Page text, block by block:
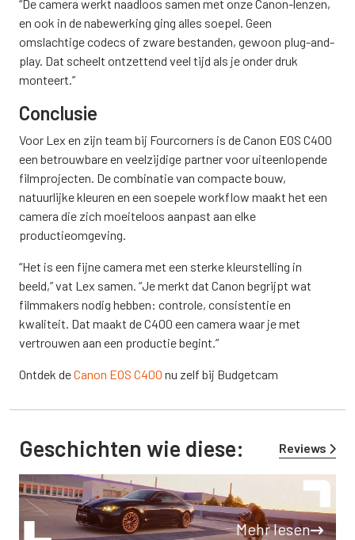
“De camera werkt naadloos samen met onze Canon-lenzen,
en ook in de nabewerking ging alles soepel. Geen
omslachtige codecs of zware bestanden, gewoon plug-and-
play. Dat scheelt ontzettend veel tijd als je onder druk
monteert.”
Conclusie
Voor Lex en zijn team bij Fourcorners is de Canon EOS C400
een betrouwbare en veelzijdige partner voor uiteenlopende
filmprojecten. De combinatie van compacte bouw,
natuurlijke kleuren en een soepele workflow maakt het een
camera die zich moeiteloos aanpast aan elke
productieomgeving.
“Het is een fijne camera met een sterke kleurstelling in
beeld,” vat Lex samen. “Je merkt dat Canon begrijpt wat
filmmakers nodig hebben: controle, consistentie en
kwaliteit. Dat maakt de C400 een camera waar je met
vertrouwen aan een productie begint.”
Ontdek deCanon EOS C400 nu zelf bij Budgetcam
Geschichten wie diese: Reviews
Mehr lesen